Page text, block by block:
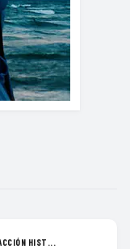
HIST...